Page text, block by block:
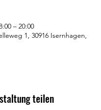
– 20:00
1, 30916 Isernhagen,
teilen